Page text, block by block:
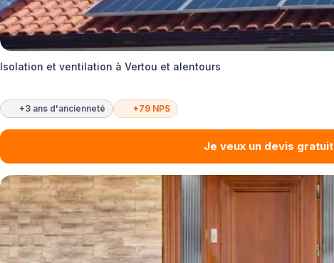
Isolation et ventilation à Vertou et alentours
+3 ans d'ancienneté +79 NPS
Je veux un devis gratuit